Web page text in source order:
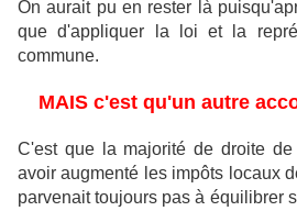
On aurait pu en rester là
que d'appliquer la loi et la
commune.
MAIS c'est qu'un autre
C'est que la majorité de droite de
avoir augmenté les impôts locaux
parvenait toujours pas à équilibrer